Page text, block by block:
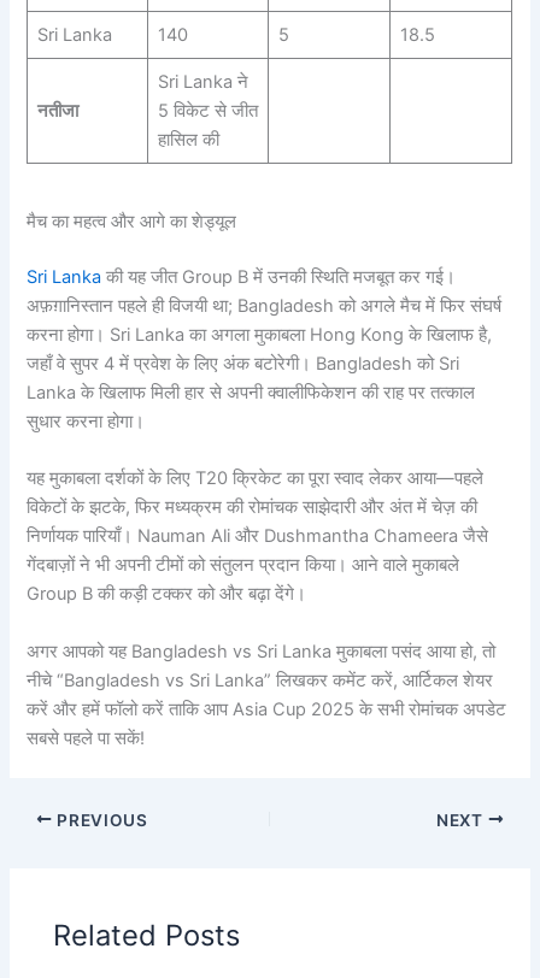
Sri Lanka 140 5 18.5
नतीजा
Sri Lanka ने
5 विकेट से जीत
हासिल की
मैच का महत्व और आगे का शेड्यूल
Sri Lanka की यह जीत Group B में उनकी स्थिति मजबूत कर गई।
अफ़ग़ानिस्तान पहले ही विजयी था; Bangladesh को अगले मैच में फिर संघर्ष
करना होगा। Sri Lanka का अगला मुकाबला Hong Kong के खिलाफ है,
जहाँ वे सुपर 4 में प्रवेश के लिए अंक बटोरेगी। Bangladesh को Sri
Lanka के खिलाफ मिली हार से अपनी क्वालीफिकेशन की राह पर तत्काल
सुधार करना होगा।
यह मुकाबला दर्शकों के लिए T20 क्रिकेट का पूरा स्वाद लेकर आया—पहले
विकेटों के झटके, फिर मध्यक्रम की रोमांचक साझेदारी और अंत में चेज़ की
निर्णायक पारियाँ। Nauman Ali और Dushmantha Chameera जैसे
गेंदबाज़ों ने भी अपनी टीमों को संतुलन प्रदान किया। आने वाले मुकाबले
Group B की कड़ी टक्कर को और बढ़ा देंगे।
अगर आपको यह Bangladesh vs Sri Lanka मुकाबला पसंद आया हो, तो
नीचे “Bangladesh vs Sri Lanka” लिखकर कमेंट करें, आर्टिकल शेयर
करें और हमें फॉलो करें ताकि आप Asia Cup 2025 के सभी रोमांचक अपडेट
सबसे पहले पा सकें!
PREVIOUS NEXT
Related Posts